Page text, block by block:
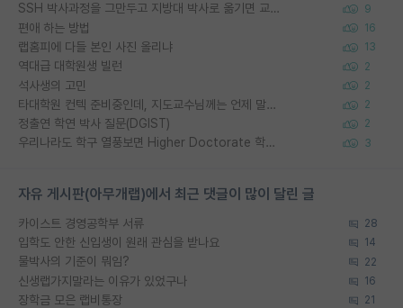
SSH 박사과정을 그만두고 지방대 박사로 옮기면 교수의 꿈은 끝일까요? 9
편애 하는 방법 16
랩홈피에 다들 본인 사진 올리냐 13
역대급 대학원생 빌런 2
석사생의 고민 2
타대학원 컨텍 준비중인데, 지도교수님께는 언제 말씀드려야 할까요? 2
정출연 학연 박사 질문(DGIST) 2
우리나라도 학구 열풍보면 Higher Doctorate 학위가 필요하다고 봅니다. 3
자유 게시판(아무개랩)에서 최근 댓글이 많이 달린 글
카이스트 경영공학부 서류 28
입학도 안한 신입생이 원래 관심을 받나요 14
물박사의 기준이 뭐임? 22
신생랩가지말라는 이유가 있었구나 16
장학금 모은 랩비통장 21